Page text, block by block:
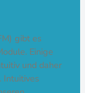
gibt es
Einige
und daher
Intuitives